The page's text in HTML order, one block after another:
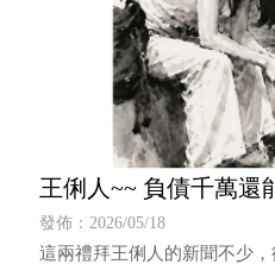
王俐人~~ 負債千萬還
發佈：2026/05/18
這兩禮拜王俐人的新聞不少